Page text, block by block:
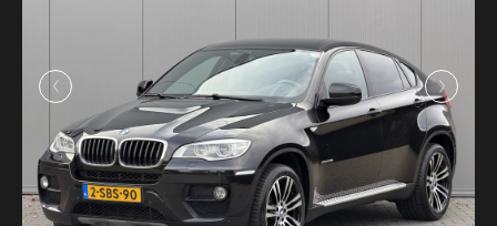
Verkocht
Contact